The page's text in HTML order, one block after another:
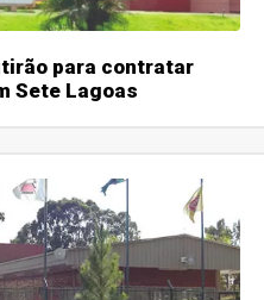
para contratar
Sete Lagoas